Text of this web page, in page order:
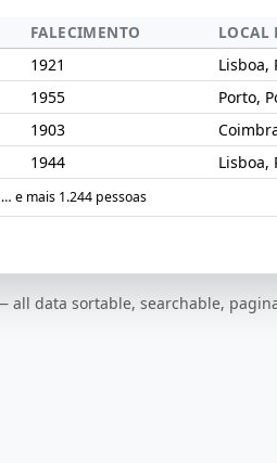
FALECIMENTO
LOCAL
1921
Lisboa,
1955
Porto,
1903
1944 Lisboa,
… e mais 1.244 pessoas
all data sortable, searchable,